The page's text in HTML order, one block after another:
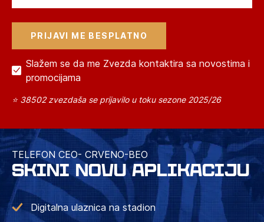
Slažem se da me Zvezda kontaktira sa novostima i
promocijama
⭐ 38502 zvezdaša se prijavilo u toku sezone 2025/26
TELEFON CEO- CRVENO-BEO
SKINI NOVU APLIKACIJU
Digitalna ulaznica na stadion